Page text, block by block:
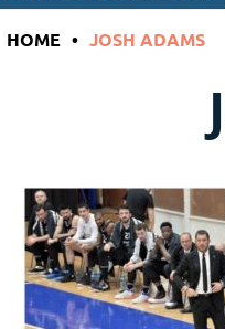
HOME • JOSH ADAMS